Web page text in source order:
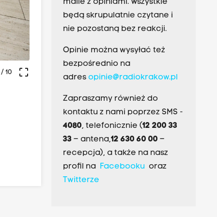
crop_free
10
maile z opiniami. Wszystkie
będą skrupulatnie czytane i
nie pozostaną bez reakcji.
Opinie można wysyłać też
bezpośrednio na
adres opinie@radiokrakow.pl
Zapraszamy również do
kontaktu z nami poprzez SMS -
4080, telefonicznie (12 200 33
33– antena,12 630 60 00 –
recepcja), a także na nasz
profil na Facebookuoraz
Twitterze